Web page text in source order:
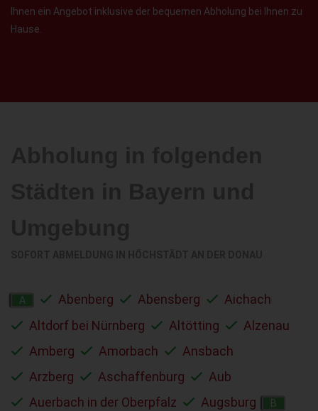
Ihnen ein Angebot inklusive der bequemen Abholung bei Ihnen zu
Hause.
A Abenberg Abensberg
Aichach
Altdorf bei Nürnberg
Altötting
Alzenau
Amberg
Amorbach
Ansbach
Arzberg
Aschaffenburg
Aub
Auerbach in der Oberpfalz
Augsburg B